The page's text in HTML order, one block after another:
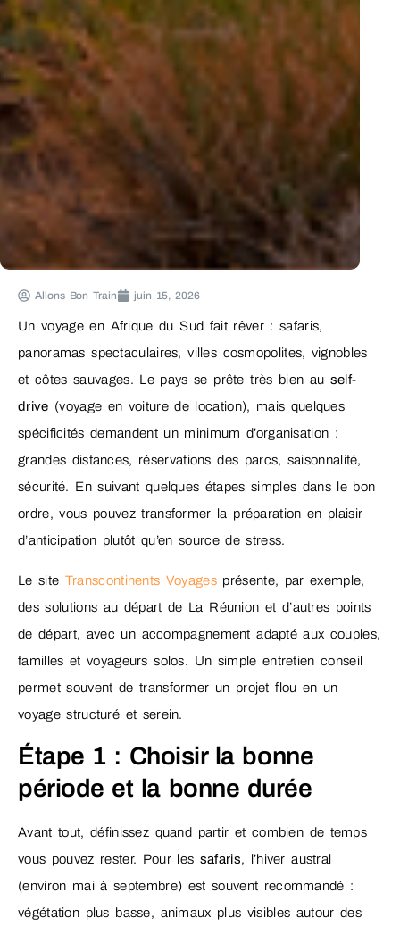
Allons Bon Train juin 15, 2026
Un voyage en Afrique du Sud fait rêver : safaris,
panoramas spectaculaires, villes cosmopolites, vignobles
et côtes sauvages. Le pays se prête très bien au self-
drive (voyage en voiture de location), mais quelques
spécificités demandent un minimum d’organisation :
grandes distances, réservations des parcs, saisonnalité,
sécurité. En suivant quelques étapes simples dans le bon
ordre, vous pouvez transformer la préparation en plaisir
d’anticipation plutôt qu’en source de stress.
Le site Transcontinents Voyagesprésente, par exemple,
des solutions au départ de La Réunion et d’autres points
de départ, avec un accompagnement adapté aux couples,
familles et voyageurs solos. Un simple entretien conseil
permet souvent de transformer un projet flou en un
voyage structuré et serein.
Étape 1 : Choisir la bonne
période et la bonne durée
Avant tout, définissez quand partir et combien de temps
vous pouvez rester. Pour les safaris, l’hiver austral
(environ mai à septembre) est souvent recommandé :
végétation plus basse, animaux plus visibles autour des